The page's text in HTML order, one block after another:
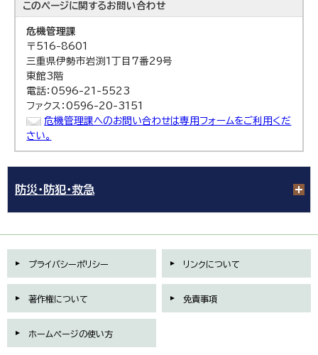
このページに関するお問い合わせ
危機管理課
〒516-8601
三重県伊勢市岩渕1丁目7番29号
東館3階
電話：0596-21-5523
ファクス：0596-20-3151
危機管理課へのお問い合わせは専用フォームをご利用くだ
さい。
防災・防犯・救急
プライバシーポリシー リンクについて
著作権について 免責事項
ホームページの使い方